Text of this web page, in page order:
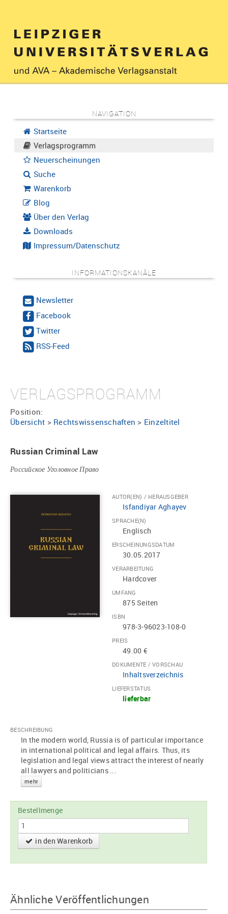
NAVIGATION
Startseite
Verlagsprogramm
Neuerscheinungen
Suche
Warenkorb
Blog
Über den Verlag
Downloads
Impressum/Datenschutz
INFORMATIONSKANÄLE
Newsletter
Facebook
Twitter
RSS-Feed
VERLAGSPROGRAMM
Position:
Übersicht > Rechtswissenschaften > Einzeltitel
Russian Criminal Law
Российское Уголовное Право
AUTOR(EN) / HERAUSGEBER
Isfandiyar Aghayev
SPRACHE(N)
Englisch
ERSCHEINUNGSDATUM
30.05.2017
VERARBEITUNG
Hardcover
UMFANG
875 Seiten
ISBN
978-3-96023-108-0
PREIS
49.00 €
DOKUMENTE / VORSCHAU
Inhaltsverzeichnis
LIEFERSTATUS
lieferbar
BESCHREIBUNG
In the modern world, Russia is of particular importance
in international political and legal affairs. Thus, its
legislation and legal views attract the interest of nearly
all lawyers and politicians ...
mehr
Bestellmenge
in den Warenkorb
Ähnliche Veröffentlichungen